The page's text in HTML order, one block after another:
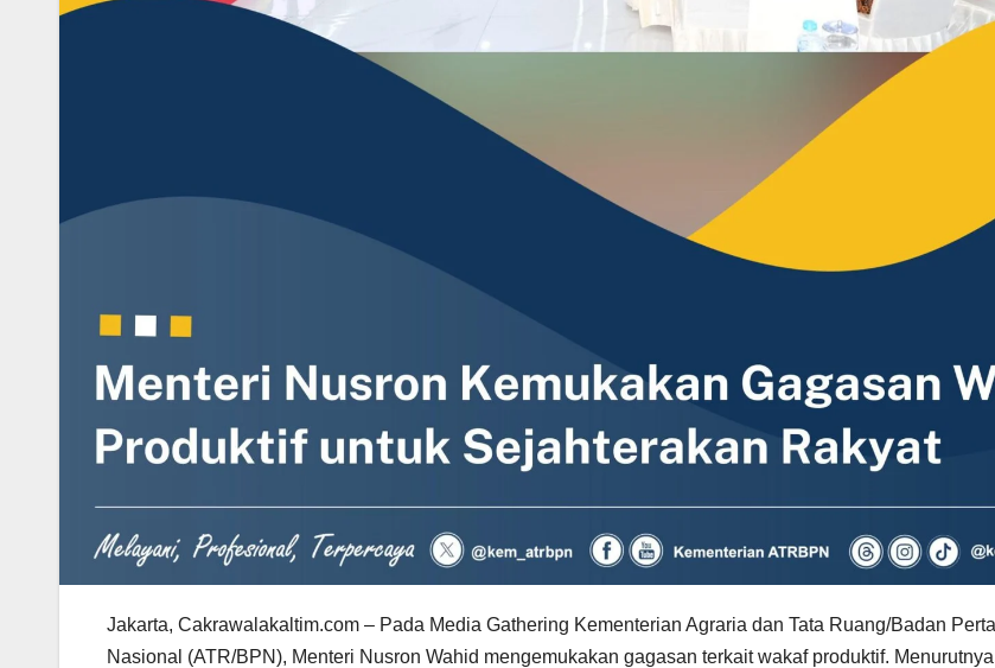
Jakarta, Cakrawalakaltim.com – Pada Media Gathering Kementerian Agraria dan Tata Ruang/Badan
Nasional (ATR/BPN), Menteri Nusron Wahid mengemukakan gagasan terkait wakaf produktif.